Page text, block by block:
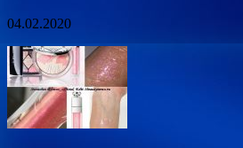
04.02.2020